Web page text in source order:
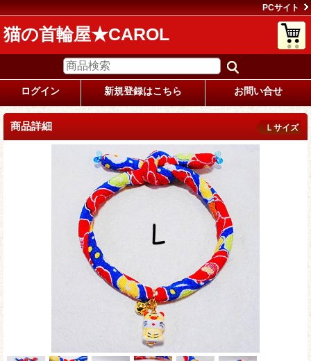
PCサイト
猫の首輪屋★CAROL
ログイン 新規登録はこちら お問い合せ
商品詳細 Ｌサイズ